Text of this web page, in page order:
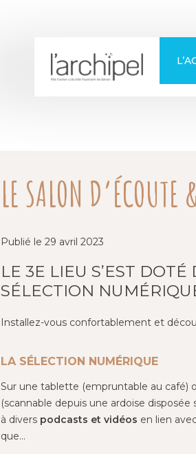
LE SALON
Publié le 29 avril 2023
LE 3E LIEU S’EST
SÉLECTION
Installez-vous confortablement et
LA SÉLECTION NUMÉRIQUE
Sur une tablette (empruntable au café)
(scannable depuis une ardoise
à divers podcasts et vidéos en lien
que…